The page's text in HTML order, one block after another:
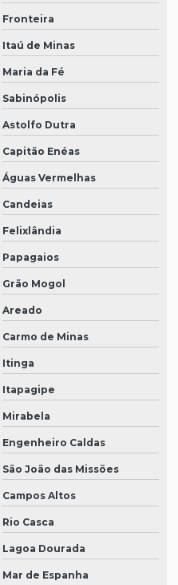
Fronteira
Itaú de Minas
Maria da Fé
Sabinópolis
Astolfo Dutra
Capitão Enéas
Águas Vermelhas
Candeias
Felixlândia
Papagaios
Grão Mogol
Areado
Carmo de Minas
Itinga
Itapagipe
Mirabela
Engenheiro Caldas
São João das Missões
Campos Altos
Rio Casca
Lagoa Dourada
Mar de Espanha